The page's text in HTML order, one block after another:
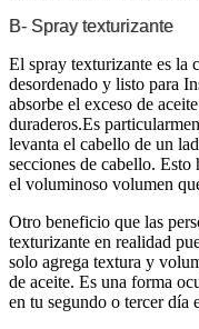
B- Spray texturizante
El spray texturizante es la
desordenado y listo para
absorbe el exceso de
duraderos.Es
levanta el cabello de un
secciones de cabello. Esto
el voluminoso volumen
Otro beneficio que las
texturizante en realidad
solo agrega textura y
de aceite. Es una forma
en tu segundo o tercer día